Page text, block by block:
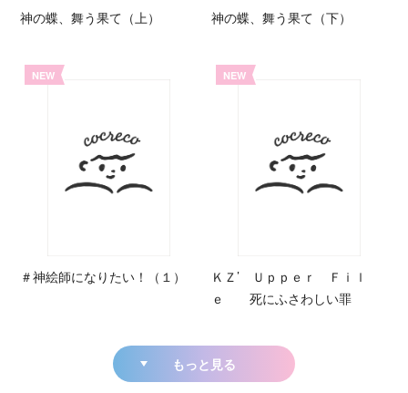
神の蝶、舞う果て（上） 神の蝶、舞う果て（下）
NEW
＃神絵師になりたい！（１）
NEW
ＫＺ’ Ｕｐｐｅｒ Ｆｉｌ
ｅ 死にふさわしい罪
もっと見る